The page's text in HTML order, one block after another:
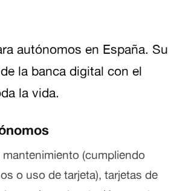
autónomos en España. Su
la banca digital con el
la vida.
(cumpliendo
o uso de tarjeta), tarjetas de